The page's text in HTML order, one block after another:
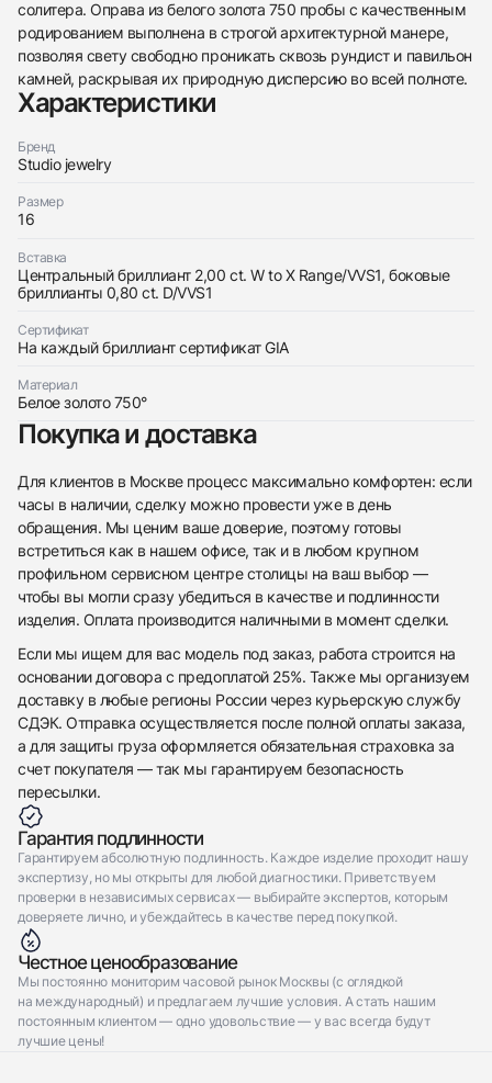
438
285
145
142
205
204
195
150
6
солитера. Оправа из белого золота 750 пробы с качественным
родированием выполнена в строгой архитектурной манере,
позволяя свету свободно проникать сквозь рундист и павильон
камней, раскрывая их природную дисперсию во всей полноте.
Характеристики
Бренд
Studio jewelry
Размер
16
Вставка
Центральный бриллиант 2,00 ct. W to X Range/VVS1, боковые
бриллианты 0,80 ct. D/VVS1
Сертификат
На каждый бриллиант сертификат GIA
Материал
Белое золото 750°
Покупка и доставка
Для клиентов в Москве процесс максимально комфортен: если
часы в наличии, сделку можно провести уже в день
обращения. Мы ценим ваше доверие, поэтому готовы
встретиться как в нашем офисе, так и в любом крупном
профильном сервисном центре столицы на ваш выбор —
чтобы вы могли сразу убедиться в качестве и подлинности
изделия. Оплата производится наличными в момент сделки.
Если мы ищем для вас модель под заказ, работа строится на
основании договора с предоплатой 25%. Также мы организуем
доставку в любые регионы России через курьерскую службу
СДЭК. Отправка осуществляется после полной оплаты заказа,
а для защиты груза оформляется обязательная страховка за
счет покупателя — так мы гарантируем безопасность
пересылки.
Гарантия подлинности
Гарантируем абсолютную подлинность. Каждое изделие проходит нашу
экспертизу, но мы открыты для любой диагностики. Приветствуем
проверки в независимых сервисах — выбирайте экспертов, которым
доверяете лично, и убеждайтесь в качестве перед покупкой.
Честное ценообразование
Мы постоянно мониторим часовой рынок Москвы (с оглядкой
на международный) и предлагаем лучшие условия. А стать нашим
постоянным клиентом — одно удовольствие — у вас всегда будут
лучшие цены!
Оставьте ваши контактные данные и мы свяжемся
с вами
Studio jewelry
НовыеКоробка + Документы
Отправить заявку
Трейд-ин часов
Studio jewelry
Кольцо С Бриллиантом 2,00 Ct. W To X
Range/Vvs1
Приложите фото ваших часов…
Отправить заявку